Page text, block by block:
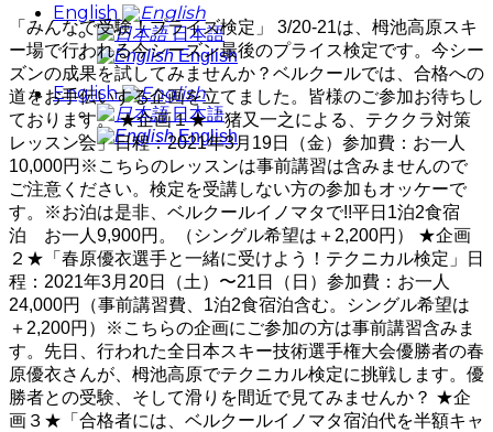
English
日本語
English
English
日本語
English
「みんなで受験！プライズ検定」 3/20-21は、栂池高原スキ
ー場で行われる今シーズン最後のプライス検定です。今シー
ズンの成果を試してみませんか？ベルクールでは、合格への
道をお手伝いする企画を立てました。皆様のご参加お待ちし
ております。 ★企画１★「猪又一之による、テククラ対策
レッスン会」日程：2021年3月19日（金）参加費：お一人
10,000円※こちらのレッスンは事前講習は含みませんので
ご注意ください。検定を受講しない方の参加もオッケーで
す。※お泊は是非、ベルクールイノマタで!!平日1泊2食宿
泊 お一人9,900円。（シングル希望は＋2,200円） ★企画
２★「春原優衣選手と一緒に受けよう！テクニカル検定」日
程：2021年3月20日（土）〜21日（日）参加費：お一人
24,000円（事前講習費、1泊2食宿泊含む。シングル希望は
＋2,200円）※こちらの企画にご参加の方は事前講習含みま
す。先日、行われた全日本スキー技術選手権大会優勝者の春
原優衣さんが、栂池高原でテクニカル検定に挑戦します。優
勝者との受験、そして滑りを間近で見てみませんか？ ★企
画３★「合格者には、ベルクールイノマタ宿泊代を半額キャ